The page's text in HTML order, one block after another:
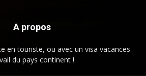
A propos
en touriste, ou avec un visa vacances
du pays continent !